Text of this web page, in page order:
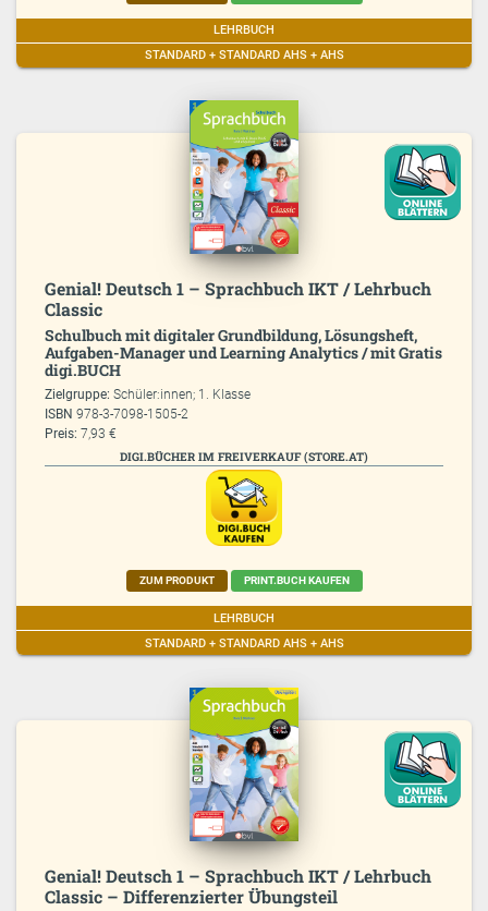
LEHRBUCH
STANDARD + STANDARD AHS + AHS
Genial! Deutsch 1 – Sprachbuch IKT / Lehrbuch
Classic
Schulbuch mit digitaler Grundbildung, Lösungsheft,
Aufgaben-Manager und Learning Analytics / mit Gratis
digi.BUCH
Zielgruppe:Schüler:innen; 1. Klasse
ISBN978-3-7098-1505-2
Preis: 7,93 €
DIGI.BÜCHER IM FREIVERKAUF (STORE.AT)
ZUM PRODUKT PRINT.BUCH KAUFEN
LEHRBUCH
STANDARD + STANDARD AHS + AHS
Genial! Deutsch 1 – Sprachbuch IKT / Lehrbuch
Classic – Differenzierter Übungsteil